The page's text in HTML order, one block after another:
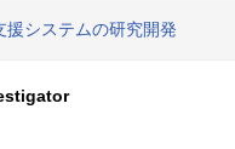
援システムの研究開発